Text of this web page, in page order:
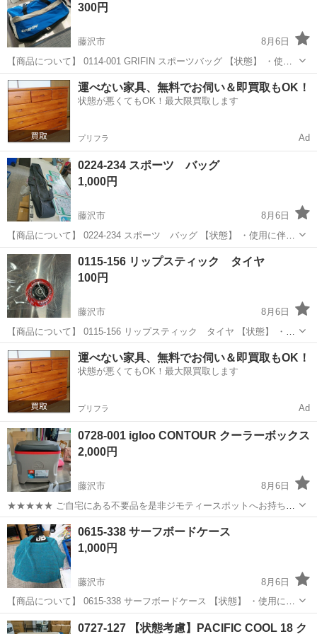
300円
藤沢市
8月6日
【商品について】 0114-001 GRIFIN スポーツバッグ 【状態】 ・使用
に伴う多少のスレ、キズ、落としきれない汚れなどございます ・詳細
は現地でご確認ください ・お値引きは出来かねますのでご了承願いま
す ※中...
神奈川 藤沢市 スポーツ リユース
運べない家具、無料でお伺い＆即買取もOK！
状態が悪くてもOK！最大限買取します
プリフラ Ad
0224-234 スポーツ バッグ
1,000円
藤沢市
8月6日
【商品について】 0224-234 スポーツ バッグ 【状態】 ・使用に伴う
多少のスレ、キズ、落としきれない汚れなどございます ・詳細は現地
でご確認ください ・お値引きは出来かねますのでご了承願います ※中
古品のため、...
神奈川 藤沢市 リユース
0115-156 リップスティック タイヤ
100円
藤沢市
8月6日
【商品について】 0115-156 リップスティック タイヤ 【状態】 ・使
用に伴う多少のスレ、キズ、落としきれない汚れなどございます ・詳
細は現地でご確認ください ・お値引きは出来かねますのでご了承願い
ます ※中古品...
神奈川 藤沢市 スポーツ リユース
運べない家具、無料でお伺い＆即買取もOK！
状態が悪くてもOK！最大限買取します
プリフラ Ad
0728-001 igloo CONTOUR クーラーボックス
2,000円
藤沢市
8月6日
★★★★★ ご自宅にある不要品を是非ジモティースポットへお持ち込
みしませんか？ 家電、趣味・スポーツ・レジャー用品、こども用品、
衣料服飾品、生活雑貨、家具、本、CD・DVDなどが無料でまとめて持
ち込めます！ ※詳細はこ...
神奈川 藤沢市 クーラーボックス
0615-338 サーフボードケース
1,000円
藤沢市
8月6日
【商品について】 0615-338 サーフボードケース 【状態】 ・使用に伴
う多少のスレ、キズ、落としきれない汚れなどございます ・詳細は現
地でご確認ください ・お値引きは出来かねますのでご了承願います...
神奈川 藤沢市 マリンスポーツ リユース
0727-127 【状態考慮】PACIFIC COOL 18 ク